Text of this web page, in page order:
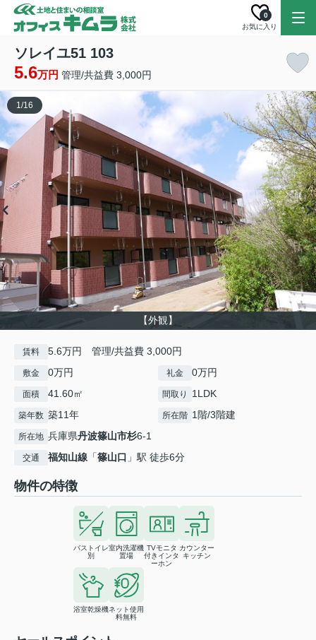
お気に入り
0
ソレイユ51 103
5.6万円 管理/共益費 3,000円
【外観】
1/16
賃料 5.6万円 管理/共益費 3,000円
敷金 0万円 礼金 0万円
面積 41.60㎡ 間取り 1LDK
築年数 築11年 所在階 1階/3階建
所在地 兵庫県丹波篠山市杉6-1
交通 福知山線 「篠山口 」駅 徒歩6分
物件の特徴
バストイレ
別
室内洗濯機
置場
TVモニタ
付きインタ
ーホン
カウンター
キッチン
浴室乾燥機ネット使用
料無料